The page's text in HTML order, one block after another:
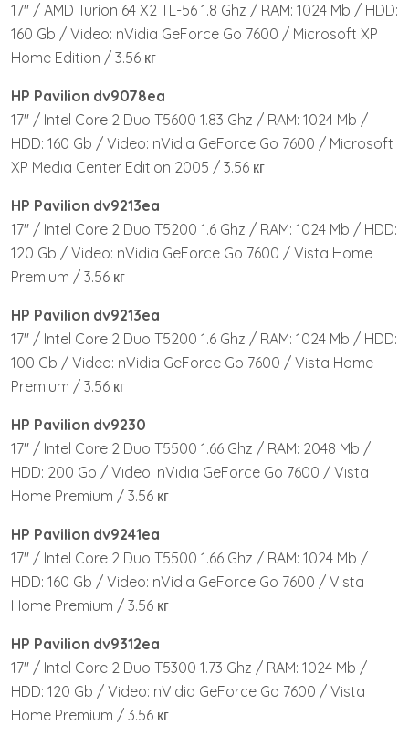
17″ / AMD Turion 64 X2 TL-56 1.8 Ghz / RAM: 1024 Mb / HDD:
160 Gb / Video: nVidia GeForce Go 7600 / Microsoft XP
Home Edition / 3.56 кг
HP Pavilion dv9078ea
17″ / Intel Core 2 Duo T5600 1.83 Ghz / RAM: 1024 Mb /
HDD: 160 Gb / Video: nVidia GeForce Go 7600 / Microsoft
XP Media Center Edition 2005 / 3.56 кг
HP Pavilion dv9213ea
17″ / Intel Core 2 Duo T5200 1.6 Ghz / RAM: 1024 Mb / HDD:
120 Gb / Video: nVidia GeForce Go 7600 / Vista Home
Premium / 3.56 кг
HP Pavilion dv9213ea
17″ / Intel Core 2 Duo T5200 1.6 Ghz / RAM: 1024 Mb / HDD:
100 Gb / Video: nVidia GeForce Go 7600 / Vista Home
Premium / 3.56 кг
HP Pavilion dv9230
17″ / Intel Core 2 Duo T5500 1.66 Ghz / RAM: 2048 Mb /
HDD: 200 Gb / Video: nVidia GeForce Go 7600 / Vista
Home Premium / 3.56 кг
HP Pavilion dv9241ea
17″ / Intel Core 2 Duo T5500 1.66 Ghz / RAM: 1024 Mb /
HDD: 160 Gb / Video: nVidia GeForce Go 7600 / Vista
Home Premium / 3.56 кг
HP Pavilion dv9312ea
17″ / Intel Core 2 Duo T5300 1.73 Ghz / RAM: 1024 Mb /
HDD: 120 Gb / Video: nVidia GeForce Go 7600 / Vista
Home Premium / 3.56 кг